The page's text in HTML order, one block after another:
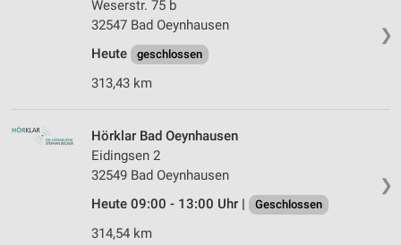
❯
Weserstr. 75 b
32547 Bad Oeynhausen
Heute
geschlossen
313,43 km
❯
Hörklar Bad Oeynhausen
Eidingsen 2
32549 Bad Oeynhausen
Heute 09:00 - 13:00 Uhr |
Geschlossen
314,54 km